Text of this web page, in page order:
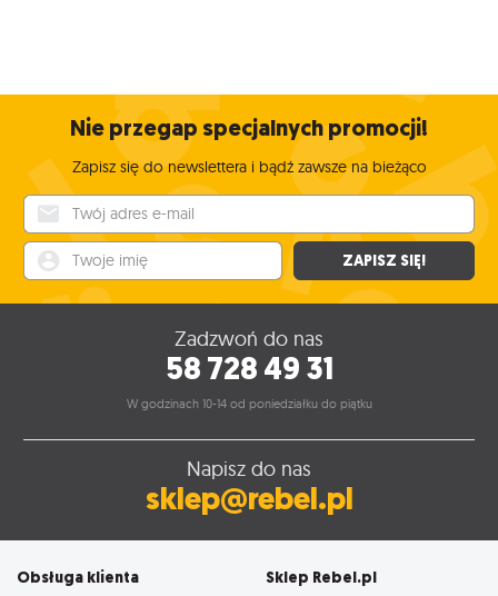
Nie przegap specjalnych promocji!
Zapisz się do newslettera i bądź zawsze na bieżąco
ZAPISZ SIĘ!
Zadzwoń do nas
58 728 49 31
W godzinach 10-14 od poniedziałku do piątku
Napisz do nas
sklep@rebel.pl
Obsługa klienta Sklep Rebel.pl